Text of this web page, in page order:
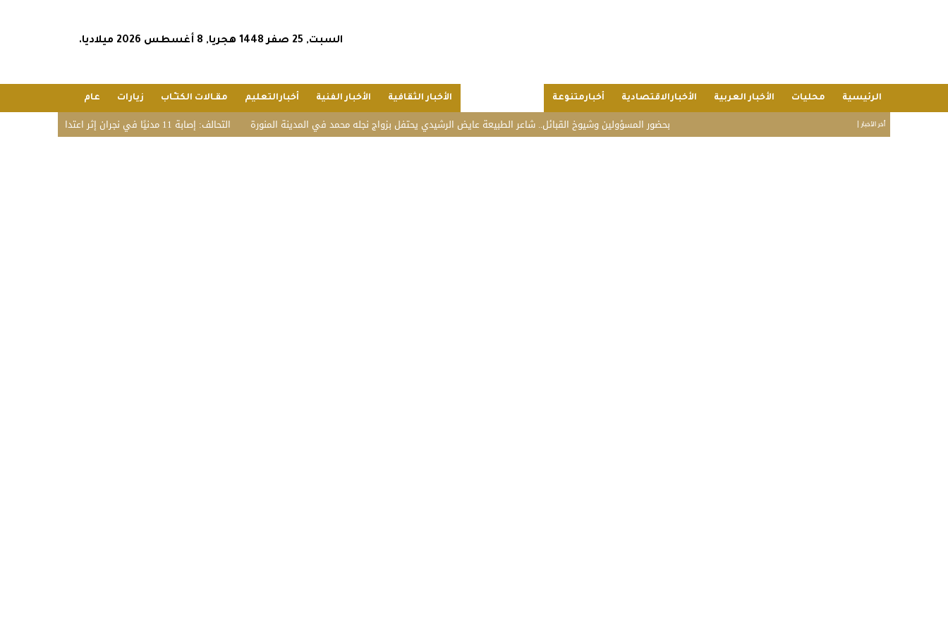
السبت, 25 صفر 1448 هجريا, 8 أغسطس 2026 ميلاديا.
الرئيسية محليات الأخبار العربية الأخبارالاقتصادية أخبارمتنوعة الأخبار الثقافية الأخبار الفنية أخبارالتعليم مقـالات الكتـّـاب زيارات عام
أخر الأخبار | التحالف: إصابة 11 مدنيًا في نجران إثر اعتداء حوثي استهدف الأعيان المدنية بحضور المسؤولين وشيوخ القبائل.. شاعر الطبيعة عايض الرشيدي يحتفل بزواج نجله محمد في المدينة المنورة